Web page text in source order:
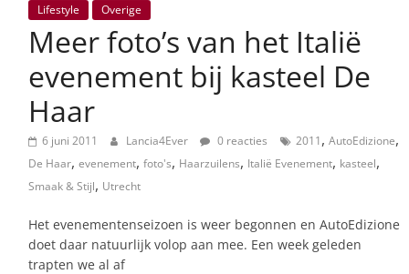
Italiaans
autonieuws
lifestyle
Lifestyle Overige
Meer foto’s van het Italië
evenement bij kasteel De
Haar
6 juni 2011 Lancia4Ever 0 reacties 2011, AutoEdizione,
De Haar, evenement, foto's, Haarzuilens, Italië Evenement, kasteel,
Smaak & Stijl, Utrecht
Het evenementenseizoen is weer begonnen en AutoEdizione
doet daar natuurlijk volop aan mee. Een week geleden
trapten we al af